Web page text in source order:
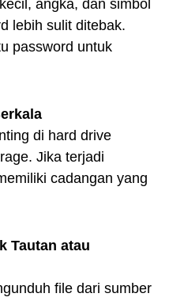
angka, dan simbol
lebih sulit ditebak.
password untuk
di hard drive
Jika terjadi
cadangan yang
Tautan atau
file dari sumber